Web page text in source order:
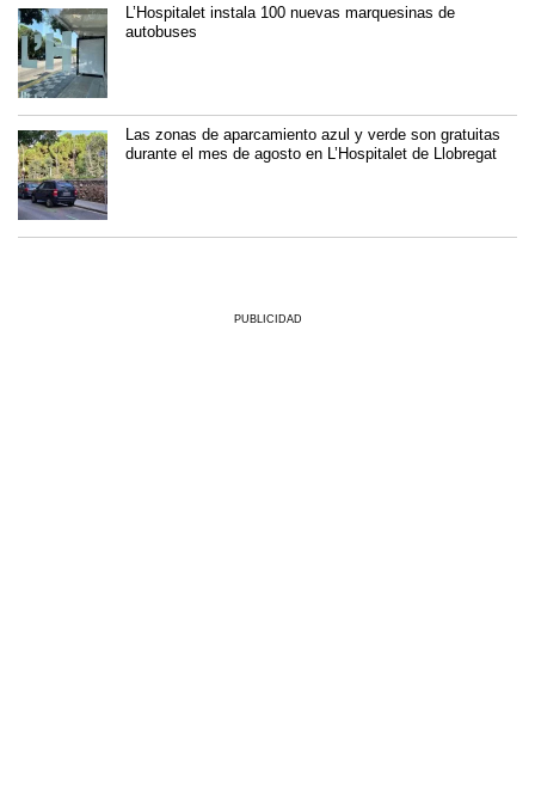
L’Hospitalet instala 100 nuevas marquesinas de
autobuses
Las zonas de aparcamiento azul y verde son gratuitas
durante el mes de agosto en L’Hospitalet de Llobregat
PUBLICIDAD